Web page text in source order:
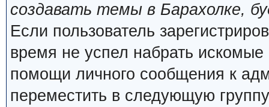
создавать темы в Барахолке,
Если пользователь
время не успел набрать
помощи личного сообщения к
переместить в следующую